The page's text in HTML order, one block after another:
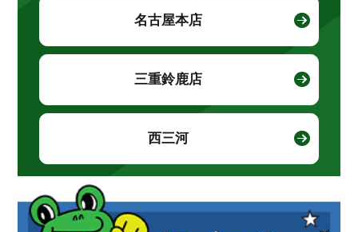
名古屋本店
三重鈴鹿店
西三河